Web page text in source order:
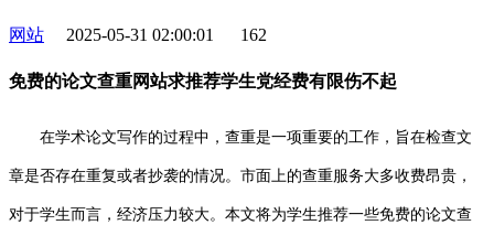
网站 2025-05-31 02:00:01 162
免费的论文查重网站求推荐学生党经费有限伤不起
在学术论文写作的过程中，查重是一项重要的工作，旨在检查文
章是否存在重复或者抄袭的情况。市面上的查重服务大多收费昂贵，
对于学生而言，经济压力较大。本文将为学生推荐一些免费的论文查